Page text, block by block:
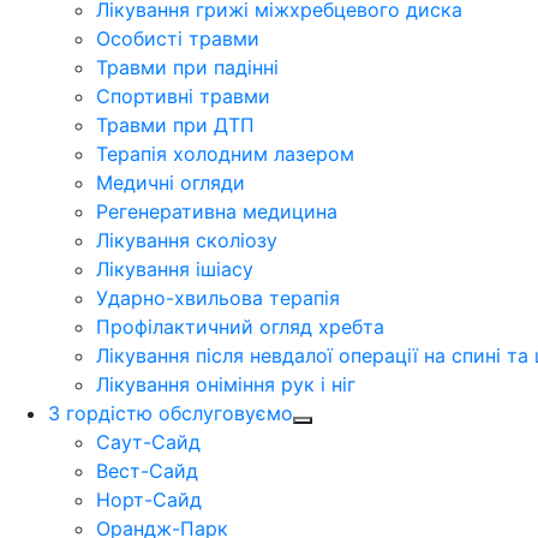
Лікування грижі міжхребцевого диска
Особисті травми
Травми при падінні
Спортивні травми
Травми при ДТП
Терапія холодним лазером
Медичні огляди
Регенеративна медицина
Лікування сколіозу
Лікування ішіасу
Ударно-хвильова терапія
Профілактичний огляд хребта
Лікування після невдалої операції на спині та
Лікування оніміння рук і ніг
З гордістю обслуговуємо
Саут-Сайд
Вест-Сайд
Норт-Сайд
Орандж-Парк